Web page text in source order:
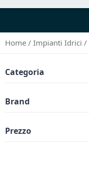
Home Impianti Idrici
Categoria
Brand
Prezzo